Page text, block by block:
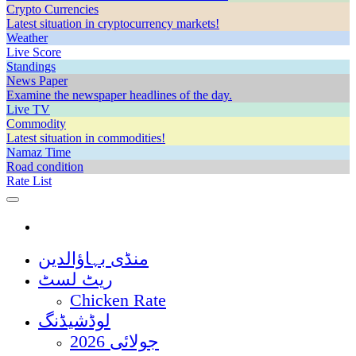
Crypto Currencies
Latest situation in cryptocurrency markets!
Weather
Live Score
Standings
News Paper
Examine the newspaper headlines of the day.
Live TV
Commodity
Latest situation in commodities!
Namaz Time
Road condition
Rate List
منڈی بہاؤالدین
ریٹ لسٹ
Chicken Rate
لوڈشیڈنگ
جولائی 2026